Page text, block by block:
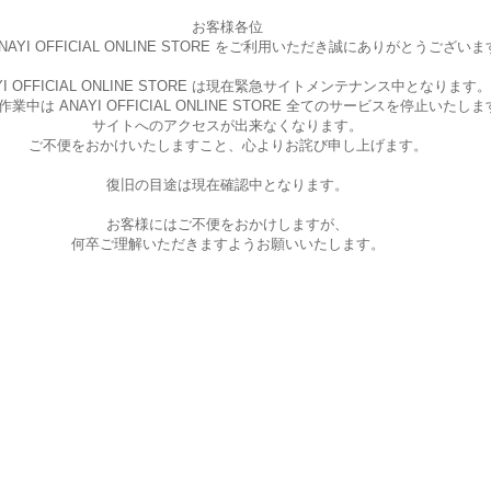
お客様各位
OFFICIAL ONLINE STORE をご利用いただき誠にありがとうございま
OFFICIAL ONLINE STORE は現在緊急サイトメンテナンス中となります。
業中は ANAYI OFFICIAL ONLINE STORE 全てのサービスを停止いたしま
サイトへのアクセスが出来なくなります。
ご不便をおかけいたしますこと、 心よりお詫び申し上げます。
復旧の目途は現在確認中となります。
お客様にはご不便をおかけしますが、
何卒ご理解いただきますようお願いいたします。